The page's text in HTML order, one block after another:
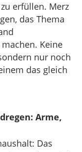
erfüllen. Merz
das Thema
Keine
nur noch
das gleich
Arme,
Das